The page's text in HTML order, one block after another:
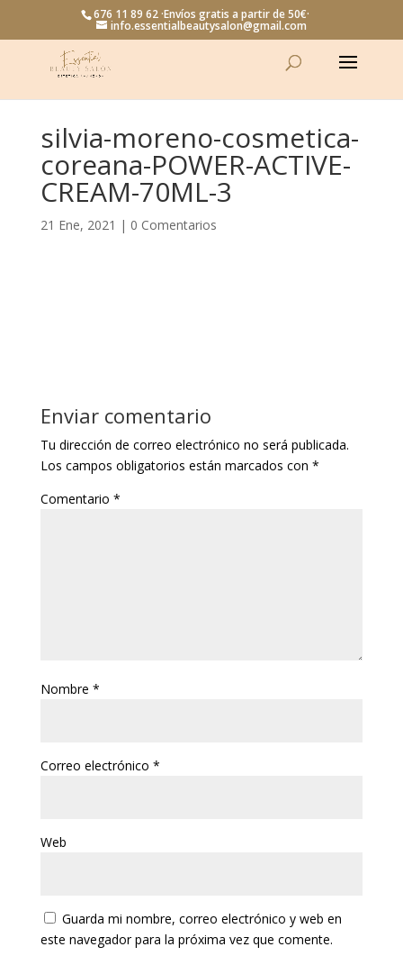
676 11 89 62 ·Envíos gratis a partir de 50€·
info.essentialbeautysalon@gmail.com
silvia-moreno-cosmetica-
coreana-POWER-ACTIVE-
CREAM-70ML-3
21 Ene, 2021 | 0 Comentarios
Enviar comentario
Tu dirección de correo electrónico no será publicada.
Los campos obligatorios están marcados con *
Comentario *
Nombre *
Correo electrónico *
Web
Guarda mi nombre, correo electrónico y web en
este navegador para la próxima vez que comente.